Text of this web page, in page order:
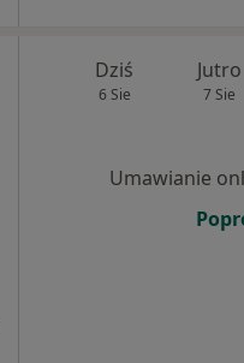
Dziś
6 Sie
Jutro
7 Sie
Umawianie